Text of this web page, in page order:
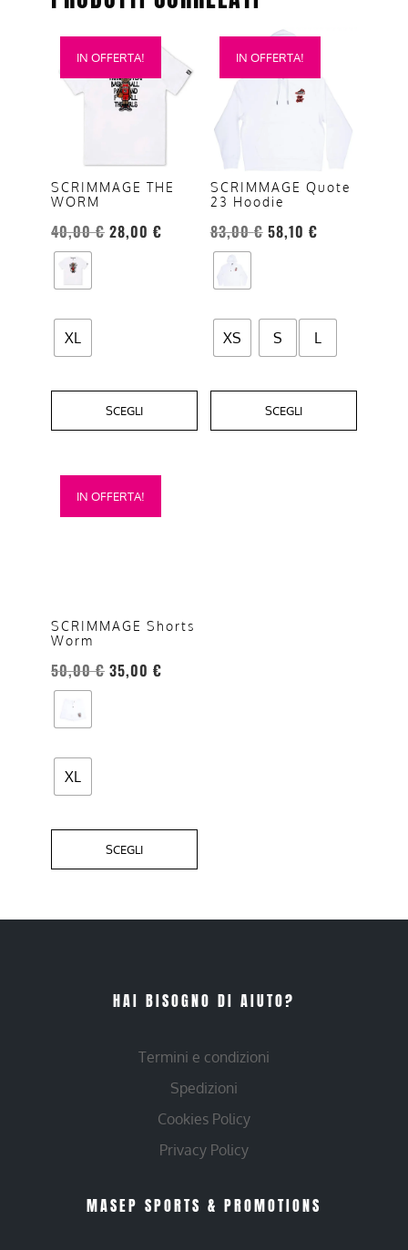
IN OFFERTA!
SCRIMMAGE THE
WORM
40,00€ 28,00 €
XL
SCEGLI
Questo
prodotto
ha
opzioni
possono
essere
scelte
nella
del
prodotto
IN OFFERTA!
SCRIMMAGE Quote
23 Hoodie
83,00€ 58,10 €
XS S L
SCEGLI
Questo
prodotto
più
varianti.
Le
opzioni
possono
essere
scelte
nella
del
prodotto
IN OFFERTA!
SCRIMMAGE Shorts
Worm
50,00€ 35,00 €
XL
SCEGLI
Questo
prodotto
opzioni
possono
essere
scelte
nella
del
prodotto
HAI BISOGNO DI AIUTO?
Termini e condizioni
Spedizioni
Cookies Policy
Privacy Policy
MASEP SPORTS & PROMOTIONS